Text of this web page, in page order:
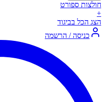
חולצות ספורט
+
הצג הכל בביגוד
כניסה / הרשמה